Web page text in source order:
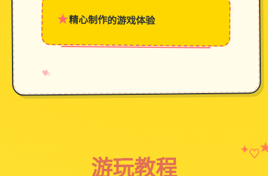
★精心制作的游戏体验
♥
✧
→
游玩教程
✦♡